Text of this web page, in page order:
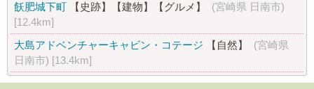
飫肥城下町
【史跡】 【建物】 【グルメ】
(宮崎県 日南市)
[12.4km]
大島アドベンチャーキャビン・コテージ
【自然】
(宮崎県
日南市) [13.4km]